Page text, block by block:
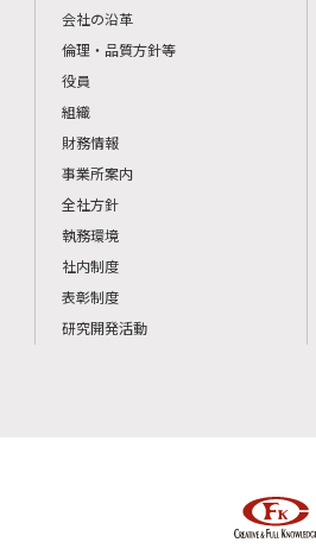
会社の沿革
倫理・品質方針等
役員
組織
財務情報
事業所案内
全社方針
執務環境
社内制度
表彰制度
研究開発活動